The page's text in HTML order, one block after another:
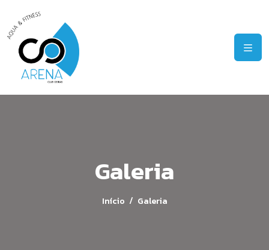
Galeria
Início Galeria